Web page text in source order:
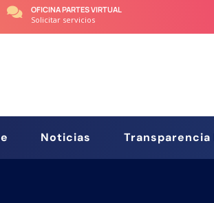

OFICINA PARTES VIRTUAL
Solicitar servicios
Noticias